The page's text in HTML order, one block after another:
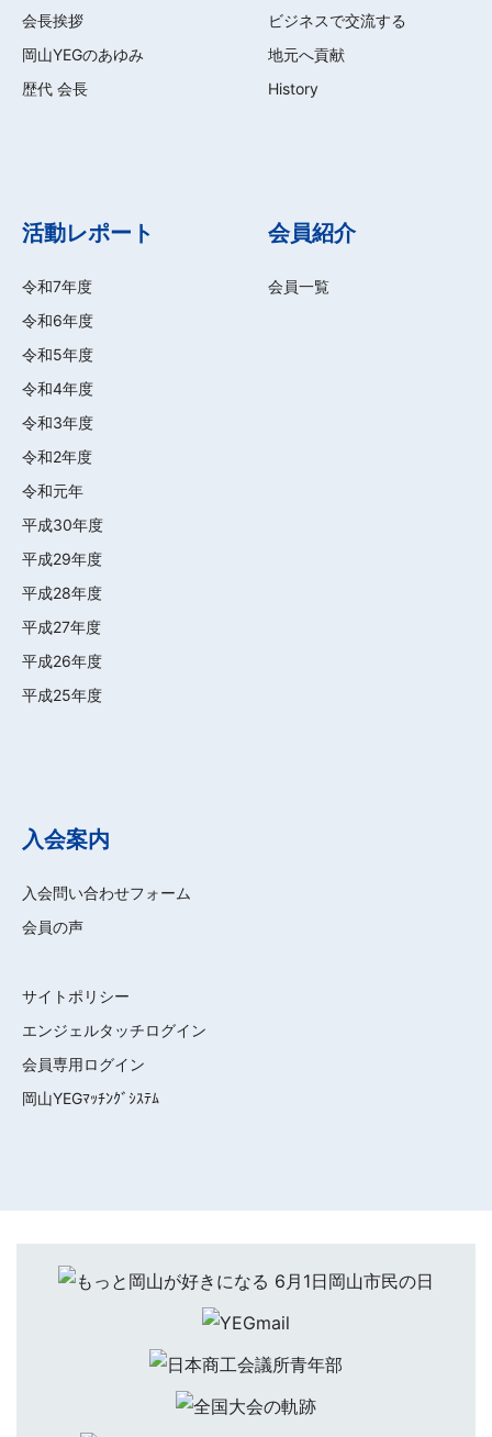
会長挨拶
岡山YEGのあゆみ
歴代 会長
ビジネスで交流する
地元へ貢献
History
活動レポート
令和7年度
令和6年度
令和5年度
令和4年度
令和3年度
令和2年度
令和元年
平成30年度
平成29年度
平成28年度
平成27年度
平成26年度
平成25年度
会員紹介
会員一覧
入会案内
入会問い合わせフォーム
会員の声
サイトポリシー
エンジェルタッチログイン
会員専用ログイン
岡山YEGﾏｯﾁﾝｸﾞｼｽﾃﾑ